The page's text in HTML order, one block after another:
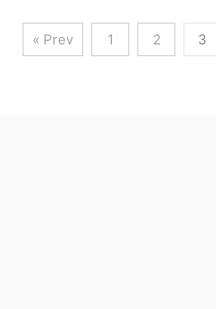
« Prev 1 2 3